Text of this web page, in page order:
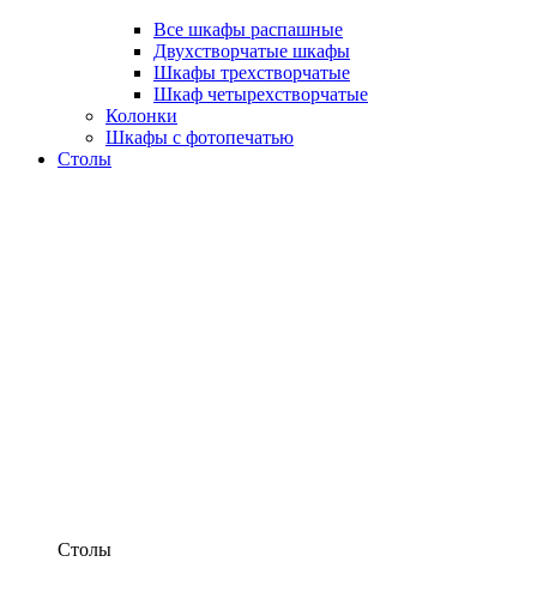
Все шкафы распашные
Двухстворчатые шкафы
Шкафы трехстворчатые
Шкаф четырехстворчатые
Колонки
Шкафы с фотопечатью
Столы
Столы